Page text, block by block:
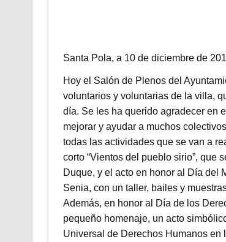
Santa Pola, a 10 de diciembre de
Hoy el Salón de Plenos del
voluntarios y voluntarias de la villa,
día. Se les ha querido agradecer en
mejorar y ayudar a muchos
todas las actividades que se van a
corto “Vientos del pueblo sirio”, que
Duque, y el acto en honor al Día del
Senia, con un taller, bailes y
Además, en honor al Día de los
pequeño homenaje, un acto
Universal de Derechos Humanos